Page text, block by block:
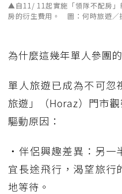
▲自11/ 11起實施「領隊不配房」
房的衍生費用。 圖：何時旅遊／
為什麼這幾年單人參團
單人旅遊已成為不可忽
旅遊」（Horaz）門市
驅動原因：
・伴侶興趣差異：另
宜長途飛行，渴望旅行
地等待。